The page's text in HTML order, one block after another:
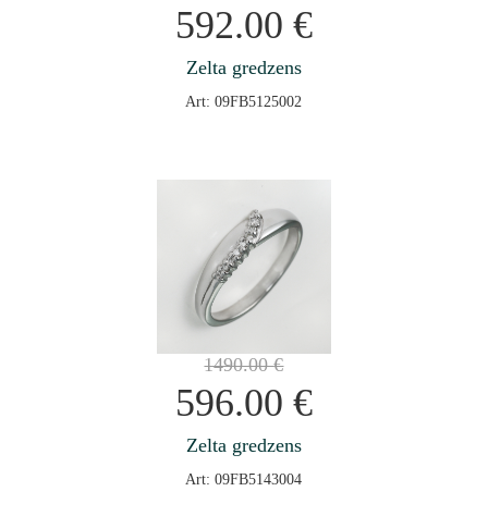
592.00 €
Zelta gredzens
Art: 09FB5125002
1490.00€
596.00 €
Zelta gredzens
Art: 09FB5143004